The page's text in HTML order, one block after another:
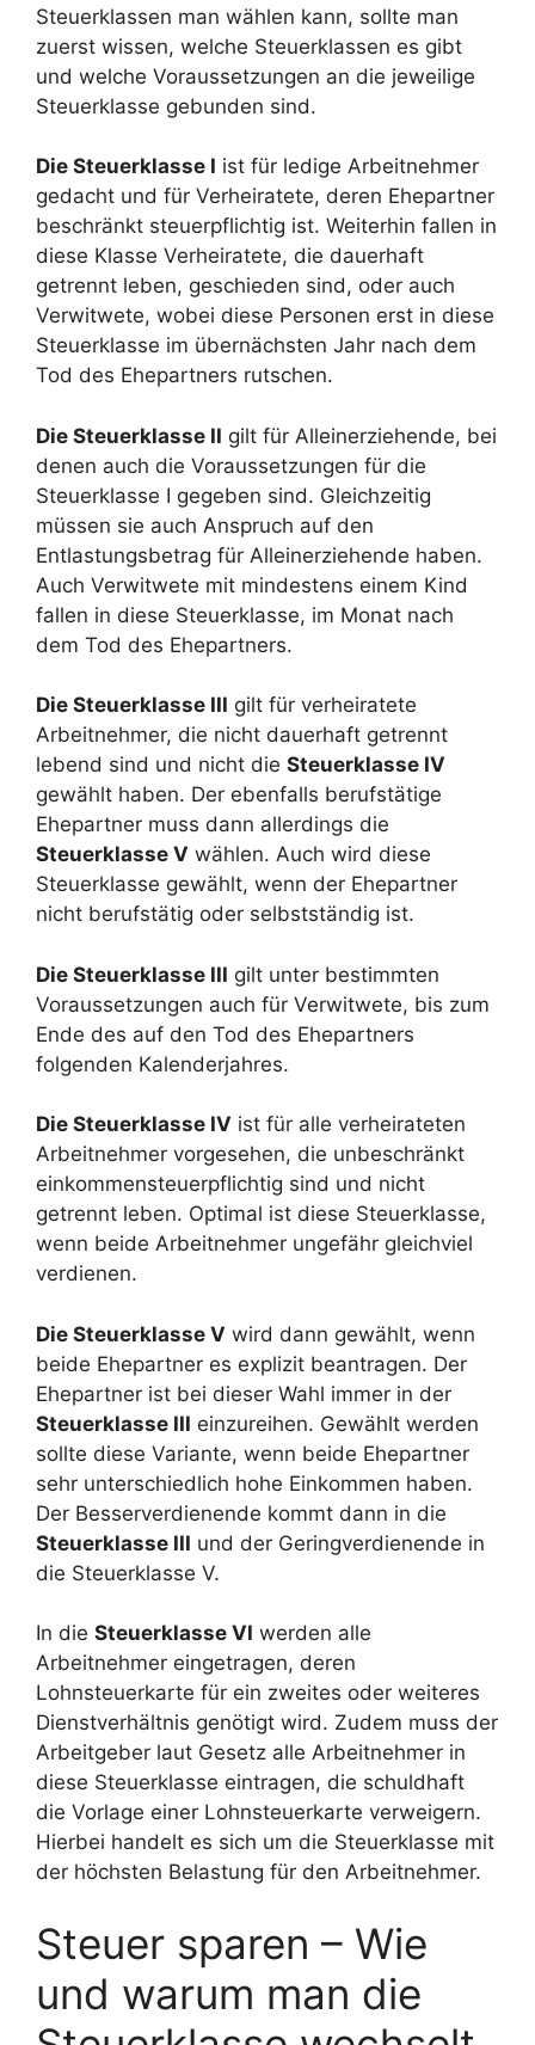
Steuerklassen man wählen kann, sollte man
zuerst wissen, welche Steuerklassen es gibt
und welche Voraussetzungen an die jeweilige
Steuerklasse gebunden sind.
Die Steuerklasse I ist für ledige Arbeitnehmer
gedacht und für Verheiratete, deren Ehepartner
beschränkt steuerpflichtig ist. Weiterhin fallen in
diese Klasse Verheiratete, die dauerhaft
getrennt leben, geschieden sind, oder auch
Verwitwete, wobei diese Personen erst in diese
Steuerklasse im übernächsten Jahr nach dem
Tod des Ehepartners rutschen.
Die Steuerklasse II gilt für Alleinerziehende, bei
denen auch die Voraussetzungen für die
Steuerklasse I gegeben sind. Gleichzeitig
müssen sie auch Anspruch auf den
Entlastungsbetrag für Alleinerziehende haben.
Auch Verwitwete mit mindestens einem Kind
fallen in diese Steuerklasse, im Monat nach
dem Tod des Ehepartners.
Die Steuerklasse III gilt für verheiratete
Arbeitnehmer, die nicht dauerhaft getrennt
lebend sind und nicht die Steuerklasse IV
gewählt haben. Der ebenfalls berufstätige
Ehepartner muss dann allerdings die
Steuerklasse V wählen. Auch wird diese
Steuerklasse gewählt, wenn der Ehepartner
nicht berufstätig oder selbstständig ist.
Die Steuerklasse III gilt unter bestimmten
Voraussetzungen auch für Verwitwete, bis zum
Ende des auf den Tod des Ehepartners
folgenden Kalenderjahres.
Die Steuerklasse IV ist für alle verheirateten
Arbeitnehmer vorgesehen, die unbeschränkt
einkommensteuerpflichtig sind und nicht
getrennt leben. Optimal ist diese Steuerklasse,
wenn beide Arbeitnehmer ungefähr gleichviel
verdienen.
Die Steuerklasse V wird dann gewählt, wenn
beide Ehepartner es explizit beantragen. Der
Ehepartner ist bei dieser Wahl immer in der
Steuerklasse III einzureihen. Gewählt werden
sollte diese Variante, wenn beide Ehepartner
sehr unterschiedlich hohe Einkommen haben.
Der Besserverdienende kommt dann in die
Steuerklasse III und der Geringverdienende in
die Steuerklasse V.
In die Steuerklasse VI werden alle
Arbeitnehmer eingetragen, deren
Lohnsteuerkarte für ein zweites oder weiteres
Dienstverhältnis genötigt wird. Zudem muss der
Arbeitgeber laut Gesetz alle Arbeitnehmer in
diese Steuerklasse eintragen, die schuldhaft
die Vorlage einer Lohnsteuerkarte verweigern.
Hierbei handelt es sich um die Steuerklasse mit
der höchsten Belastung für den Arbeitnehmer.
Steuer sparen – Wie
und warum man die